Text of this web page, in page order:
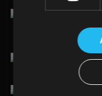
lun-
+39